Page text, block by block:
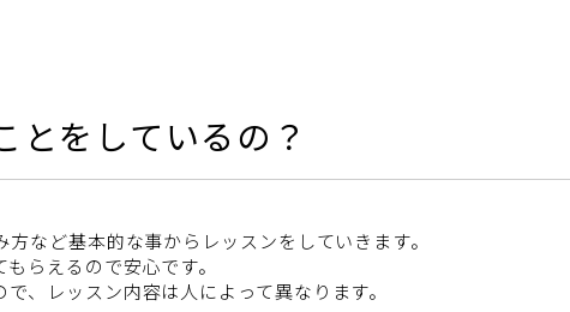
とをしているの？
など基本的な事からレッスンをしていきます。
らえるので安心です。
で、レッスン内容は人によって異なります。